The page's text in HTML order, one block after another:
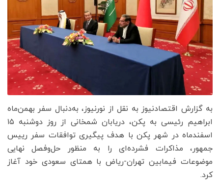
به گزارش اقتصادنیوز به نقل از نورنیوز، به‌دنبال سفر بهمن‌ماه
ابراهیم رئیسی به پکن، دریابان شمخانی از روز دوشنبه ۱۵
اسفندماه در شهر پکن با هدف پیگیری توافقات سفر رییس
جمهور، مذاکرات فشرده‌ای را به منظور حل‌وفصل نهایی
موضوعات فیمابین تهران-ریاض با همتای سعودی خود آغاز
کرد.